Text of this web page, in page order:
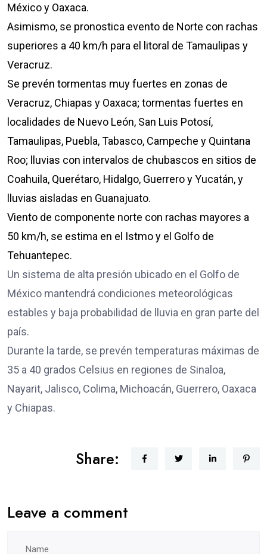
México y Oaxaca.
Asimismo, se pronostica evento de Norte con rachas
superiores a 40 km/h para el litoral de Tamaulipas y
Veracruz.
Se prevén tormentas muy fuertes en zonas de
Veracruz, Chiapas y Oaxaca; tormentas fuertes en
localidades de Nuevo León, San Luis Potosí,
Tamaulipas, Puebla, Tabasco, Campeche y Quintana
Roo; lluvias con intervalos de chubascos en sitios de
Coahuila, Querétaro, Hidalgo, Guerrero y Yucatán, y
lluvias aisladas en Guanajuato.
Viento de componente norte con rachas mayores a
50 km/h, se estima en el Istmo y el Golfo de
Tehuantepec.
Un sistema de alta presión ubicado en el Golfo de
México mantendrá condiciones meteorológicas
estables y baja probabilidad de lluvia en gran parte del
país.
Durante la tarde, se prevén temperaturas máximas de
35 a 40 grados Celsius en regiones de Sinaloa,
Nayarit, Jalisco, Colima, Michoacán, Guerrero, Oaxaca
y Chiapas.
Share:
Leave a comment